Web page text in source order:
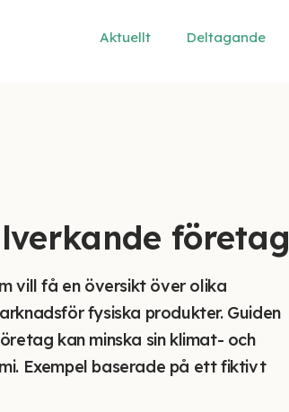
Aktuellt Deltagande
företag
vill få en översikt över olika
fysiska produkter. Guiden
kan minska sin klimat- och
Exempel baserade på ett fiktivt